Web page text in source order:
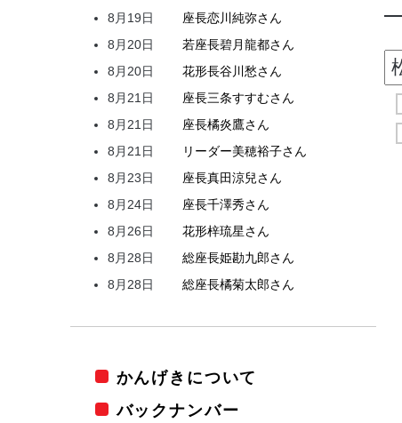
8月19日
座長恋川 純弥さん
8月20日
若座長碧月龍都さん
8月20日
花形長谷川 愁さん
8月21日
座長三条すすむさん
8月21日
座長橘炎鷹さん
8月21日
リーダー美穂裕子さん
8月23日
座長真田涼兒さん
8月24日
座長千澤秀さん
8月26日
花形梓琉星さん
8月28日
総座長姫勘九郎さん
8月28日
総座長橘菊太郎さん
かんげきについて
バックナンバー